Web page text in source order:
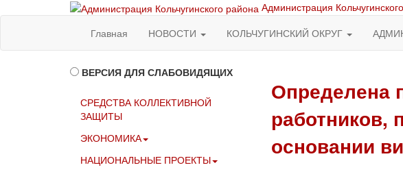
Администрация
Главная НОВОСТИ КОЛЬЧУГИНСКИЙ ОКРУГ
Определена
основании
ВЕРСИЯ ДЛЯ СЛАБОВИДЯЩИХ
СРЕДСТВА КОЛЛЕКТИВНОЙ
ЗАЩИТЫ
ЭКОНОМИКА
НАЦИОНАЛЬНЫЕ ПРОЕКТЫ